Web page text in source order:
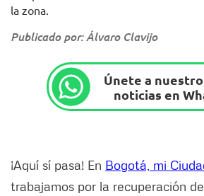
la zona.
Publicado por: Álvaro Clavijo
Únete a
noticias en
¡Aquí sí pasa! En Bogotá, mi
trabajamos por la recuperación